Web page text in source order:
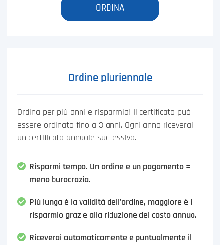
ORDINA
Ordine pluriennale
Ordina per più anni e risparmia! Il certificato può
essere ordinato fino a 3 anni. Ogni anno riceverai
un certificato annuale successivo.
Risparmi tempo. Un ordine e un pagamento =
meno burocrazia.
Più lunga è la validità dell'ordine, maggiore è il
risparmio grazie alla riduzione del costo annuo.
Riceverai automaticamente e puntualmente il